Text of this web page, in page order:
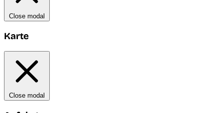
Close modal
Karte
Close modal